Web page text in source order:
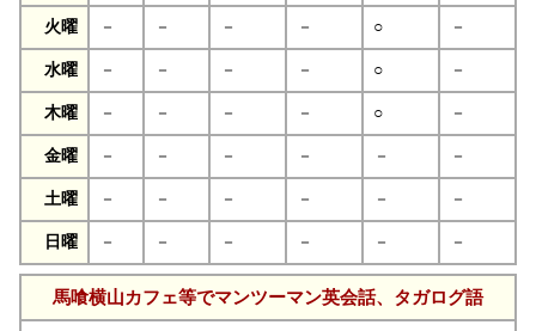
火曜 － － － － ○ －
水曜 － － － － ○ －
木曜 － － － － ○ －
金曜 － － － － － －
土曜 － － － － － －
日曜 － － － － － －
馬喰横山カフェ等でマンツーマン英会話、タガログ語